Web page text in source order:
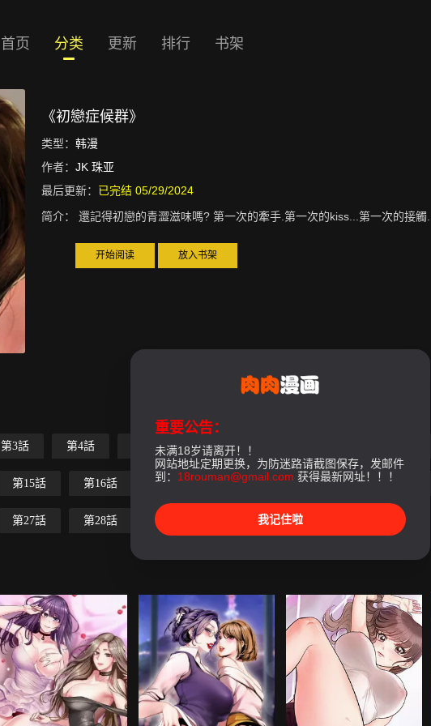
首页 分类 更新 排行 书架
《初戀症候群》
类型： 韩漫
作者： JK 珠亚
最后更新： 已完结 05/29/2024
简介：
還記得初戀的青澀滋味嗎? 第一次的牽手.第一次的kiss...第一次的接觸...
开始阅读 放入书架
第3話 第4話 第5話 第6話
第15話 第16話 第17話 第18話 第19話 第20話
第27話 第28話 第29話 最終話
重要公告：
未满18岁请离开！！
网站地址定期更换，为防迷路请截图保存，发邮件
到： 18rouman@gmail.com 获得最新网址！！！
我记住啦